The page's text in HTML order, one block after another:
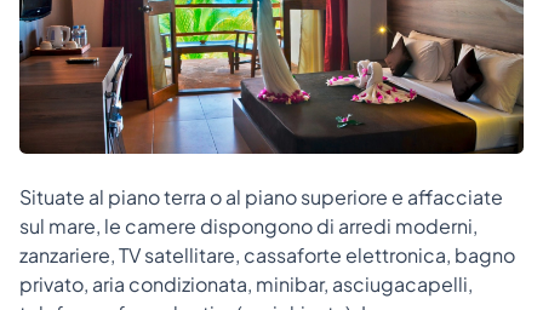
Situate al piano terra o al piano superiore e affacciate
sul mare, le camere dispongono di arredi moderni,
zanzariere, TV satellitare, cassaforte elettronica, bagno
privato, aria condizionata, minibar, asciugacapelli,